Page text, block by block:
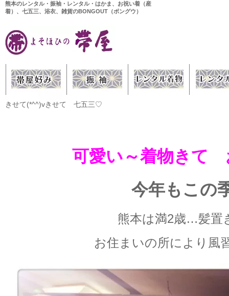
熊本のレンタル・振袖・レンタル・はかま、お祝い着（産
着）、七五三、浴衣、雑貨のBONGOUT（ボングウ）
きせて(*^^)vきせて 七五三♡
可愛い～着物きて
今年もこの
熊本は満2歳…髪置
お住まいの所により風